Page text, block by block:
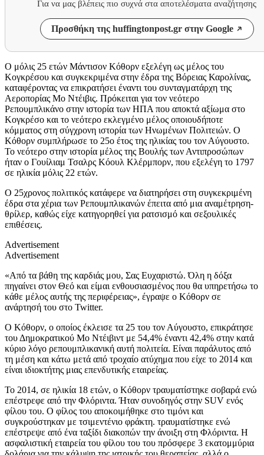
Για να μας βλέπεις πιο συχνά στα αποτελέσματα αναζήτησης
Προσθήκη της huffingtonpost.gr στην Google
O μόλις 25 ετών Μάντισον Κόθορν εξελέγη ως μέλος του
Κογκρέσου και συγκεκριμένα στην έδρα της Βόρειας Καρολίνας,
καταφέροντας να επικρατήσει έναντι του συνταγματάρχη της
Αεροπορίας Μο Ντέιβις. Πρόκειται για τον νεότερο
Ρεπουμπλικάνο στην ιστορία των ΗΠΑ που αποκτά αξίωμα στο
Κογκρέσο και το νεότερο εκλεγμένο μέλος οποιουδήποτε
κόμματος στη σύγχρονη ιστορία των Ηνωμένων Πολιτειών. Ο
Κόθορν συμπλήρωσε το 25ο έτος της ηλικίας του τον Αύγουστο.
Το νεότερο στην ιστορία μέλος της Βουλής των Αντιπροσώπων
ήταν ο Γουίλιαμ Τσαλρς Κόουλ Κλέρμπορν, που εξελέγη το 1797
σε ηλικία μόλις 22 ετών.
Ο 25χρονος πολιτικός κατάφερε να διατηρήσει στη συγκεκριμένη
έδρα στα χέρια των Ρεπουμπλικανών έπειτα από μια αναμέτρηση-
θρίλερ, καθώς είχε κατηγορηθεί για ρατσισμό και σεξουλικές
επιθέσεις.
Advertisement
Advertisement
«Από τα βάθη της καρδιάς μου, Σας Ευχαριστώ. Όλη η δόξα
πηγαίνει στον Θεό και είμαι ενθουσιασμένος που θα υπηρετήσω το
κάθε μέλος αυτής της περιφέρειας», έγραψε ο Κόθορν σε
ανάρτησή του στο Twitter.
Ο Κόθορν, ο οποίος έκλεισε τα 25 του τον Αύγουστο, επικράτησε
του Δημοκρατικού Μο Ντέιβιντ με 54,4% έναντι 42,4% στην κατά
κύριο λόγο ρεπουμπλικανική αυτή πολιτεία. Είναι παράλυτος από
τη μέση και κάτω μετά από τροχαίο ατύχημα που είχε το 2014 και
είναι ιδιοκτήτης μιας επενδυτικής εταιρείας.
Το 2014, σε ηλικία 18 ετών, ο Kόθορν τραυματίστηκε σοβαρά ενώ
επέστρεφε από την Φλόριντα. Ήταν συνοδηγός στην SUV ενός
φίλου του. Ο φίλος του αποκοιμήθηκε στο τιμόνι και
συγκρούστηκαν με τσιμεντένιο φράκτη. τραυματίστηκε ενώ
επέστρεψε από ένα ταξίδι διακοπών την άνοιξη στη Φλόριντα. Η
ασφαλιστική εταιρεία του φίλου του του πρόσφερε 3 εκατομμύρια